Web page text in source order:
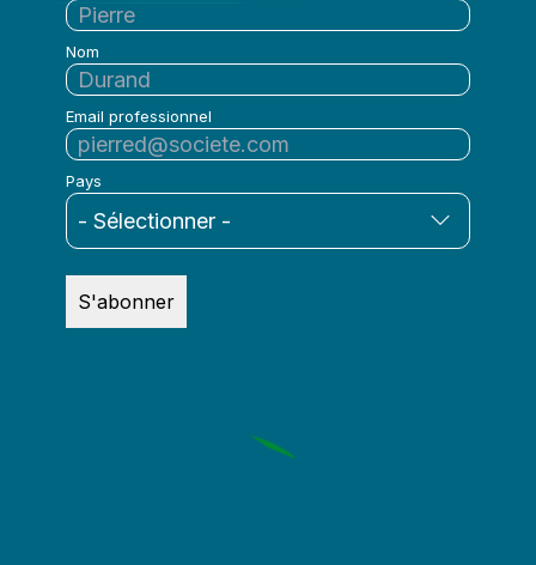
Nom
Email professionnel
Pays
S'abonner